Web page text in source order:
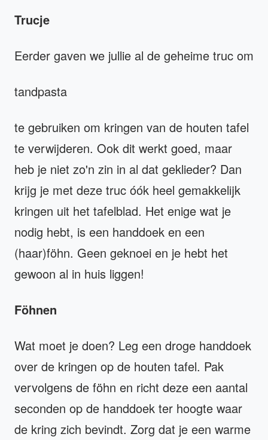
Trucje
Eerder gaven we jullie al de geheime truc om
tandpasta
te gebruiken om kringen van de houten tafel
te verwijderen. Ook dit werkt goed, maar
heb je niet zo'n zin in al dat geklieder? Dan
krijg je met deze truc óók heel gemakkelijk
kringen uit het tafelblad. Het enige wat je
nodig hebt, is een handdoek en een
(haar)föhn. Geen geknoei en je hebt het
gewoon al in huis liggen!
Föhnen
Wat moet je doen? Leg een droge handdoek
over de kringen op de houten tafel. Pak
vervolgens de föhn en richt deze een aantal
seconden op de handdoek ter hoogte waar
de kring zich bevindt. Zorg dat je een warme